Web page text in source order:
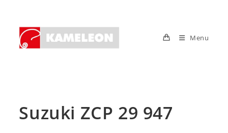
content
Menu
Suzuki ZCP 29 947